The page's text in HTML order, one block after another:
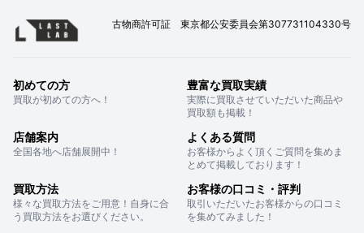
古物商許可証 東京都公安委員会第307731104330号
初めての方
買取が初めての方へ！
豊富な買取実績
実際に買取させていただいた商品や
買取額も掲載！
店舗案内
全国各地へ店舗展開中！
よくある質問
お客様からよく頂くご質問を集めま
とめて掲載しております！
買取方法
様々な買取方法をご用意！自身に合
う買取方法をお選びください。
お客様の口コミ・評判
取引いただいたお客様からの口コミ
を集めてみました！